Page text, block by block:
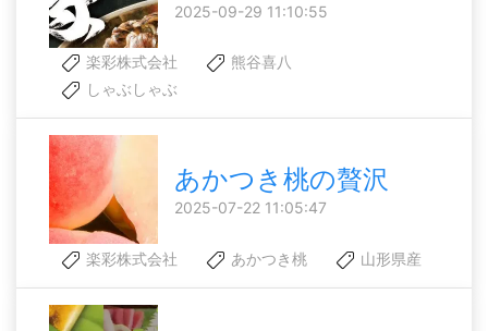
2025-09-29 11:10:55
楽彩株式会社
熊谷喜八
しゃぶしゃぶ
あかつき桃の贅沢
2025-07-22 11:05:47
楽彩株式会社 あかつき桃 山形県産